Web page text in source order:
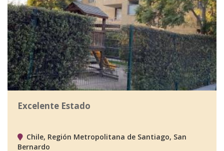
Excelente Estado
Chile, Región Metropolitana de Santiago, San
Bernardo